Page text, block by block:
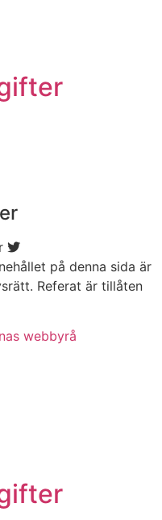
på denna sida är
Referat är tillåten
webbyrå